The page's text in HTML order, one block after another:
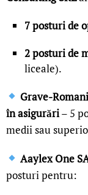
7 posturi de
2 posturi de
liceale).
Grave-
în asigurări– 5
medii sau
Aaylex One
posturi pentru: